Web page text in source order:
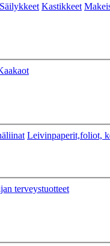
Säilykkeet Kastikkeet
Leivinpaperit,foliot,
terveystuotteet